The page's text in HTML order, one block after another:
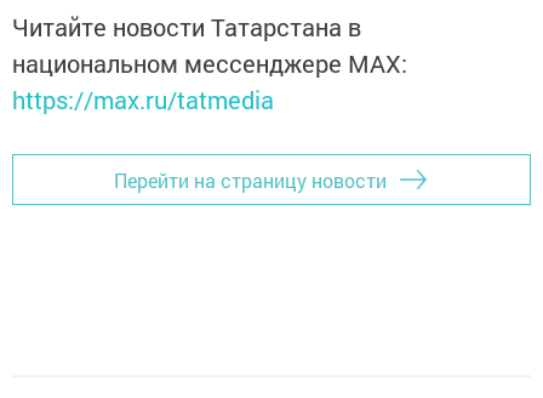
Читайте новости Татарстана в
национальном мессенджере MАХ:
https://max.ru/tatmedia
Перейти на страницу новости